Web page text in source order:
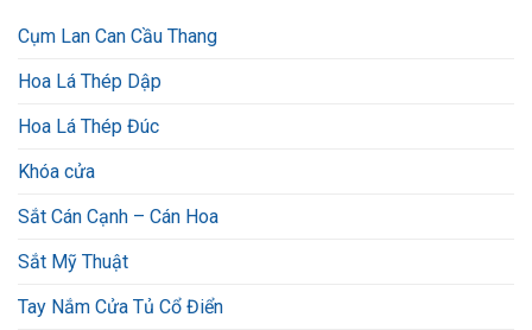
Cụm Lan Can Cầu Thang
Hoa Lá Thép Dập
Hoa Lá Thép Đúc
Khóa cửa
Sắt Cán Cạnh – Cán Hoa
Sắt Mỹ Thuật
Tay Nắm Cửa Tủ Cổ Điển